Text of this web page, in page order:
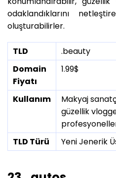
odaklandıklarını
oluşturabilirler.
TLD
.beauty
Domain
Fiyatı
1.99$
Kullanım
Makyaj
güzellik
TLD Türü
Yeni Jenerik